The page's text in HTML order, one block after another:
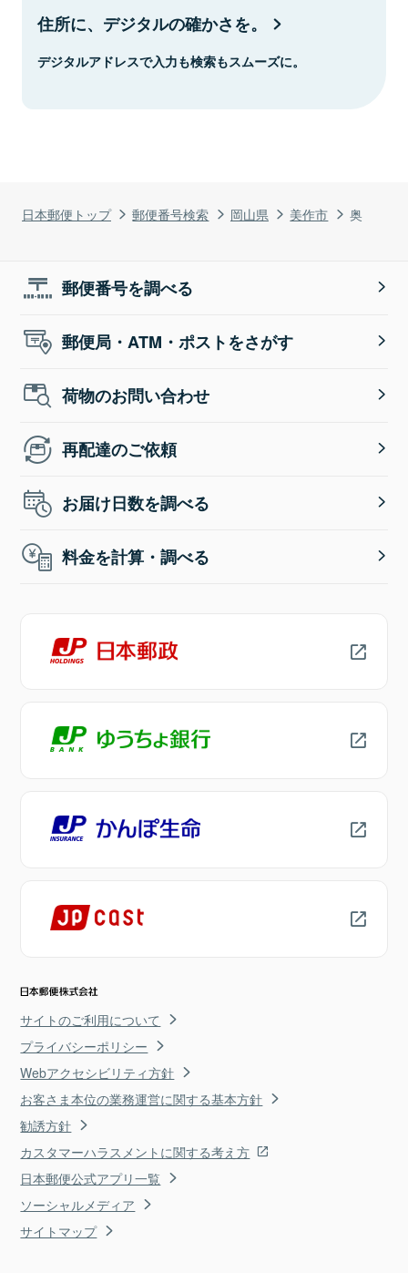
日本郵便トップ 郵便番号検索 岡山県 美作市 奥
住所に、デジタルの確かさを。
デジタルアドレスで入力も検索もスムーズに。
郵便番号を調べる
郵便局・ATM・ポストをさがす
荷物のお問い合わせ
再配達のご依頼
お届け日数を調べる
料金を計算・調べる
サイトのご利用について
プライバシーポリシー
Webアクセシビリティ方針
お客さま本位の業務運営に関する基本方針
勧誘方針
カスタマーハラスメントに関する考え方
日本郵便公式アプリ一覧
ソーシャルメディア
サイトマップ